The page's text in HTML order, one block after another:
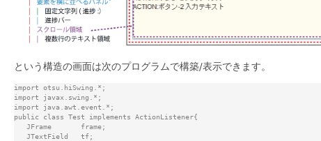
という構造の画面は次のプログラムで構築/表示できます。
import otsu.hiSwing.*;
import javax.swing.*;
import java.awt.event.*;
public class Test implements ActionListener{
   JFrame       frame;
   JTextField   tf;